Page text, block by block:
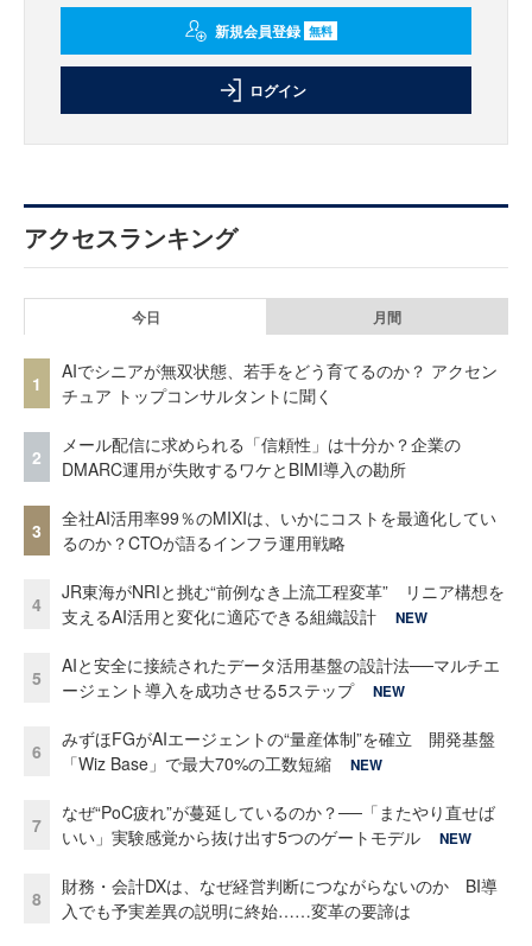
新規会員登録 無料
ログイン
アクセスランキング
今日 月間
1
AIでシニアが無双状態、若手をどう育てるのか？ アクセン
チュア トップコンサルタントに聞く
2
メール配信に求められる「信頼性」は十分か？企業の
DMARC運用が失敗するワケとBIMI導入の勘所
3
全社AI活用率99％のMIXIは、いかにコストを最適化してい
るのか？CTOが語るインフラ運用戦略
4
JR東海がNRIと挑む“前例なき上流工程変革” リニア構想を
支えるAI活用と変化に適応できる組織設計
NEW
5
AIと安全に接続されたデータ活用基盤の設計法──マルチエ
ージェント導入を成功させる5ステップ
NEW
6
みずほFGがAIエージェントの“量産体制”を確立 開発基盤
「Wiz Base」で最大70%の工数短縮
NEW
7
なぜ“PoC疲れ”が蔓延しているのか？──「またやり直せば
いい」実験感覚から抜け出す5つのゲートモデル
NEW
8
財務・会計DXは、なぜ経営判断につながらないのか BI導
入でも予実差異の説明に終始……変革の要諦は